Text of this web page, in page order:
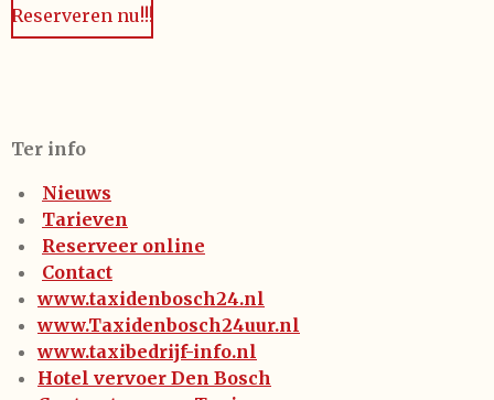
Reserveren nu!!!
Ter info
Nieuws
Tarieven
Reserveer online
Contact
www.taxidenbosch24.nl
www.Taxidenbosch24uur.nl
www.taxibedrijf-info.nl
Hotel vervoer Den Bosch